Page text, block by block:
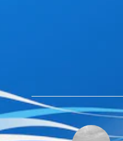
POST AUTHOR